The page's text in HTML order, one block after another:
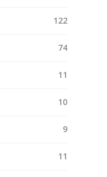
122
74
11
10
9
11